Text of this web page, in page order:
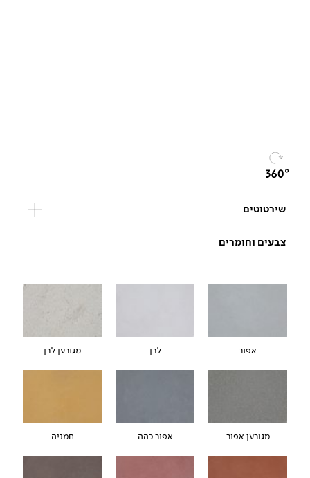
שירטוטים
צבעים וחומרים
אפור לבן מגורען לבן
מגורען אפור אפור כהה חמניה